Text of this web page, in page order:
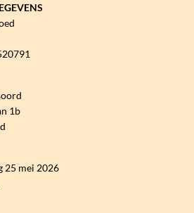
1b
25 mei 2026